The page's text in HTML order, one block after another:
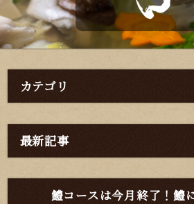
カテゴリ
最新記事
鱧コースは今月終了！鱧